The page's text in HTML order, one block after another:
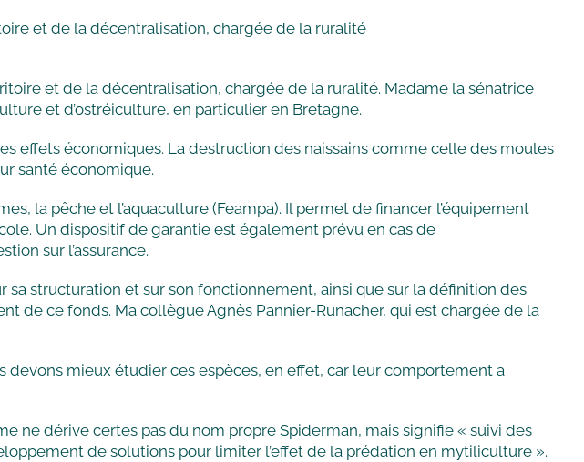
et de la décentralisation, chargée de la ruralité
et de la décentralisation, chargée de la ruralité. Madame la sénatrice
et d’ostréiculture, en particulier en Bretagne.
effets économiques. La destruction des naissains comme celle des moules
santé économique.
la pêche et l’aquaculture (Feampa). Il permet de financer l’équipement
Un dispositif de garantie est également prévu en cas de
sur l’assurance.
structuration et sur son fonctionnement, ainsi que sur la définition des
de ce fonds. Ma collègue Agnès Pannier-Runacher, qui est chargée de la
devons mieux étudier ces espèces, en effet, car leur comportement a
ne dérive certes pas du nom propre Spiderman, mais signifie « suivi des
de solutions pour limiter l’effet de la prédation en mytiliculture ».